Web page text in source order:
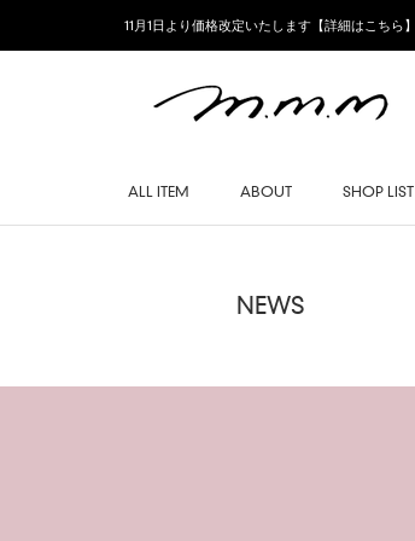
11月1日より価格改定いたします【詳細はこちら】
ALL ITEM ABOUT
SHOP LIST
NEWS